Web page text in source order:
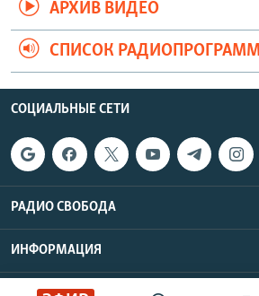
АРХИВ ВИДЕО
СПИСОК РАДИОПРОГРАММ
СОЦИАЛЬНЫЕ СЕТИ
РАДИО СВОБОДА
ИНФОРМАЦИЯ